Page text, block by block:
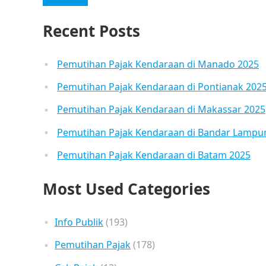
Recent Posts
Pemutihan Pajak Kendaraan di Manado 2025
Pemutihan Pajak Kendaraan di Pontianak
Pemutihan Pajak Kendaraan di Makassar 2025
Pemutihan Pajak Kendaraan di Bandar
Pemutihan Pajak Kendaraan di Batam 2025
Most Used Categories
Info Publik(193)
Pemutihan Pajak(178)